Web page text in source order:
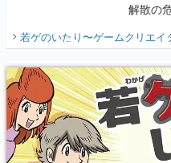
解散の
開く。
『少年
り】
若ゲのいたり〜ゲームクリエイ